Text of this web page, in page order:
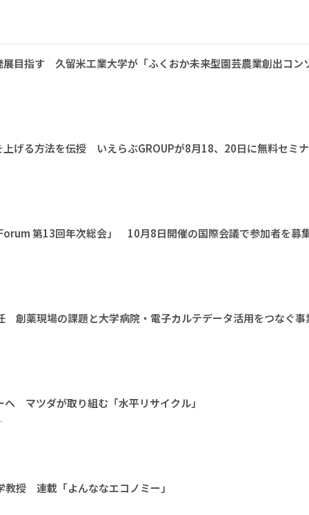
目指す 久留米工業大学が「ふくおか未来型園芸農業創出コン
げる方法を伝授 いえらぶGROUPが8月18、20日に無料セミ
第13回年次総会」 10月8日開催の国際会議で参加者を募
創薬現場の課題と大学病院・電子カルテデータ活用をつなぐ事
マツダが取り組む「水平リサイクル」
教授 連載「よんななエコノミー」